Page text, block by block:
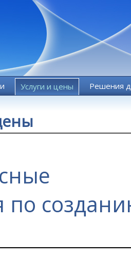
Услуги и цены Решения
по